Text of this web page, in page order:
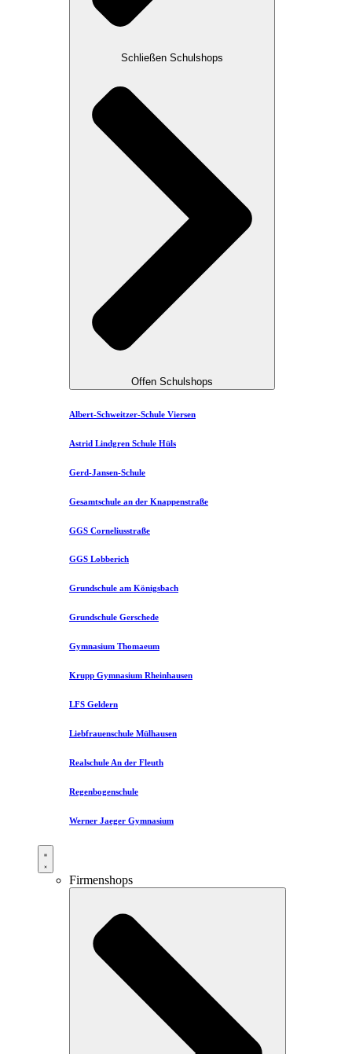
Schließen Schulshops
Offen Schulshops
Albert-Schweitzer-Schule Viersen
Astrid Lindgren Schule Hüls
Gerd-Jansen-Schule
Gesamtschule an der Knappenstraße
GGS Corneliusstraße
GGS Lobberich
Grundschule am Königsbach
Grundschule Gerschede
Gymnasium Thomaeum
Krupp Gymnasium Rheinhausen
LFS Geldern
Liebfrauenschule Mülhausen​
Realschule An der Fleuth
Regenbogenschule
Werner Jaeger Gymnasium
Firmenshops